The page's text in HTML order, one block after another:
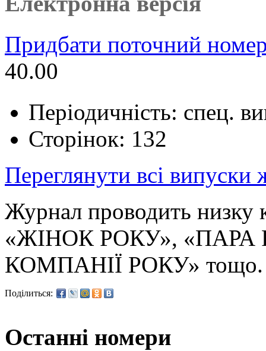
Придбати поточний
40.00
Періодичність: спец.
Сторінок: 132
Переглянути всі випуски
Журнал проводить
«ЖІНОК РОКУ», «ПАРА
КОМПАНІЇ РОКУ» тощо.
Поділиться:
Останні номери